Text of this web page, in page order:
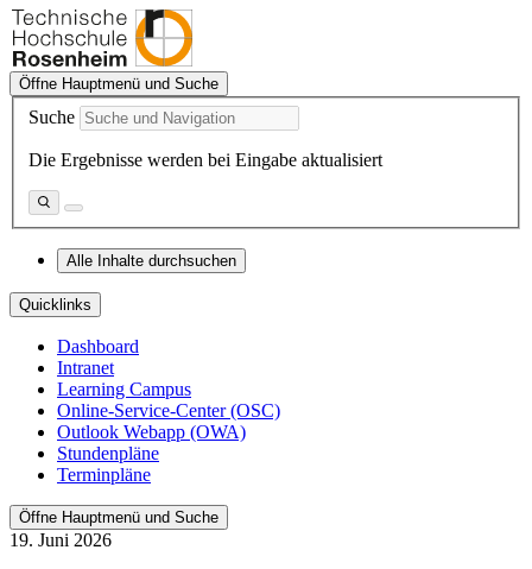
Öffne Hauptmenü und Suche
Suche
Die Ergebnisse werden bei Eingabe aktualisiert
Alle Inhalte durchsuchen
Quicklinks
Dashboard
Intranet
Learning Campus
Online-Service-Center (OSC)
Outlook Webapp (OWA)
Stundenpläne
Terminpläne
Öffne Hauptmenü und Suche
19. Juni 2026